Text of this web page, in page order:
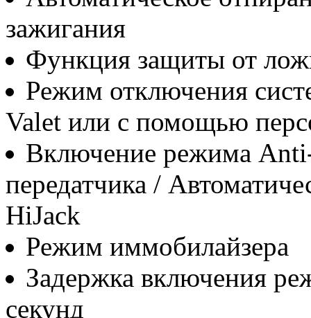
зажигания
Функция защиты от
Режим отключения
Valet или с помощью
Включение режима
передатчика /
HiJack
Режим иммобилайзера
Задержка включения
секунд